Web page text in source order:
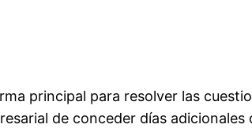
principal para resolver las
de conceder días